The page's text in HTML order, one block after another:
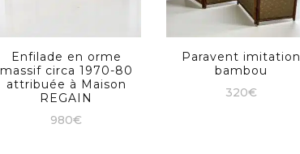
Enfilade en orme
massif circa 1970-80
attribuée à Maison
REGAIN
980€
Paravent imitation
bambou
320€